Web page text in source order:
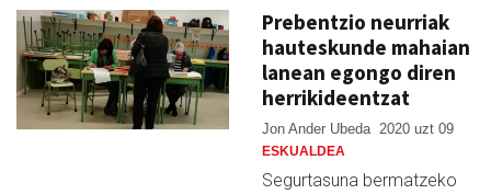
Prebentzio neurriak
hauteskunde mahaian
lanean egongo diren
herrikideentzat
Jon Ander Ubeda 2020 uzt 09
ESKUALDEA
Segurtasuna bermatzeko